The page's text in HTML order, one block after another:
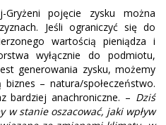
Gryżeni pojęcie zysku można
Jeśli ograniczyć się do
wartością pieniądza i
wyłącznie do podmiotu,
generowania zysku, możemy
– natura/społeczeństwo.
bardziej anachroniczne. – Dziś
w stanie oszacować, jaki wpływ